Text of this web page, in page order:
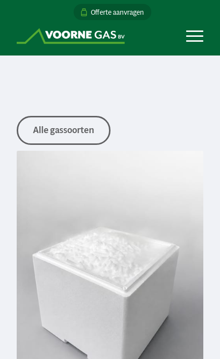
Offerte aanvragen
Alle gassoorten